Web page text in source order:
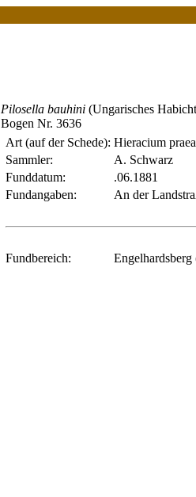
Pilosella bauhini (Ungarisches
Bogen Nr. 3636
Art (auf der Schede): Hieracium
Sammler:
A. Schwarz
Funddatum:
.06.1881
Fundangaben:
An der
Fundbereich: